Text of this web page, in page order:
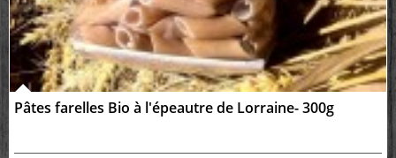
Pâtes farelles Bio à l'épeautre de Lorraine- 300g